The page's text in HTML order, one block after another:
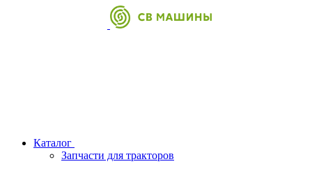
Каталог
Запчасти для тракторов